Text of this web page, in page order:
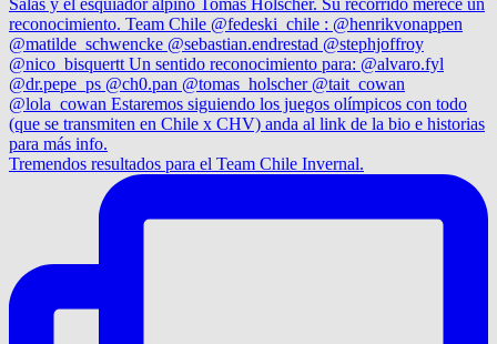
Tremendos resultados para el Team Chile Invernal.